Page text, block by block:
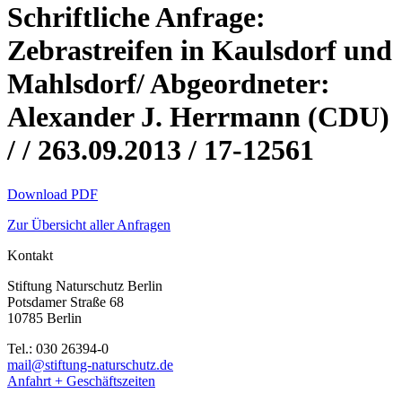
Schriftliche Anfrage:
Zebrastreifen in Kaulsdorf und
Mahlsdorf/ Abgeordneter:
Alexander J. Herrmann (CDU)
/ / 263.09.2013 / 17-12561
Download PDF
Zur Übersicht aller Anfragen
Kontakt
Stiftung Naturschutz Berlin
Potsdamer Straße 68
10785 Berlin
Tel.: 030 26394-0
mail@stiftung-naturschutz.de
Anfahrt + Geschäftszeiten